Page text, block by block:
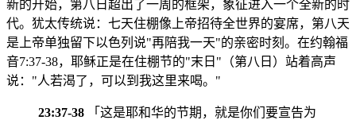
新的开始，第八日超出了一周的框架，象征进入一个全新的时
代。犹太传统说：七天住棚像上帝招待全世界的宴席，第八天
是上帝单独留下以色列说"再陪我一天"的亲密时刻。在约翰福
音7:37-38，耶稣正是在住棚节的"末日"（第八日）站着高声
说："人若渴了，可以到我这里来喝。"
23:37-38 「这是耶和华的节期，就是你们要宣告为